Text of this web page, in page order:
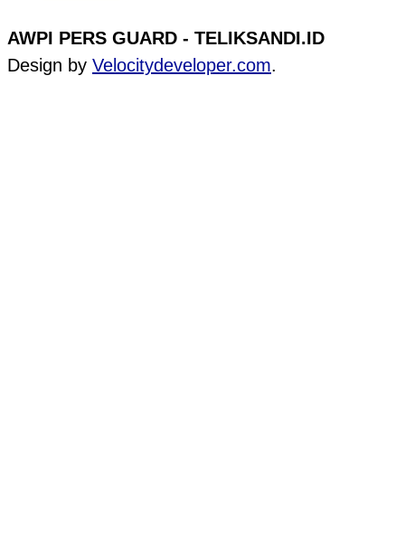
AWPI PERS GUARD - TELIKSANDI.ID
Design by Velocitydeveloper.com.